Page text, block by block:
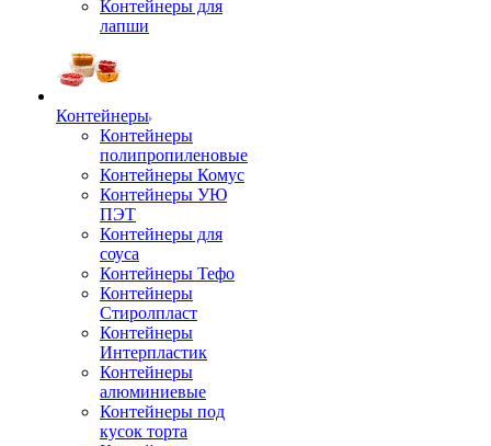
Контейнеры для
лапши
Контейнеры
Контейнеры
полипропиленовые
Контейнеры Комус
Контейнеры УЮ
ПЭТ
Контейнеры для
соуса
Контейнеры Тефо
Контейнеры
Стиролпласт
Контейнеры
Интерпластик
Контейнеры
алюминиевые
Контейнеры под
кусок торта